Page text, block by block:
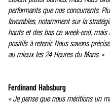
performants que nos concurrents.
favorables, notamment sur la
hauts et des bas ce week-end,
positifs à retenir. Nous savons
au mieux les 24 Heures du Mans. »
Ferdinand Habsburg
« Je pense que nous méritions un